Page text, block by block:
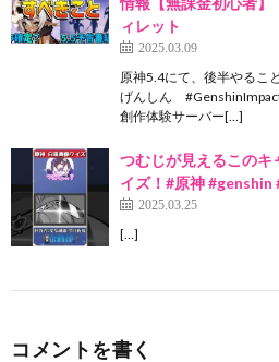
ィレット
2025.03.09
原神5.4にて、後半やる
げんしん
創作体験サーバー[…]
つむじが見えるこのキ
イズ！#原神
2025.03.25
[…]
コメントを書く